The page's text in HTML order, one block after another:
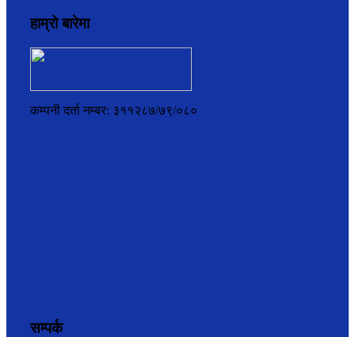
हाम्रो बारेमा
कम्पनी दर्ता नम्बर: ३११२८७/७९/०८०
सम्पर्क